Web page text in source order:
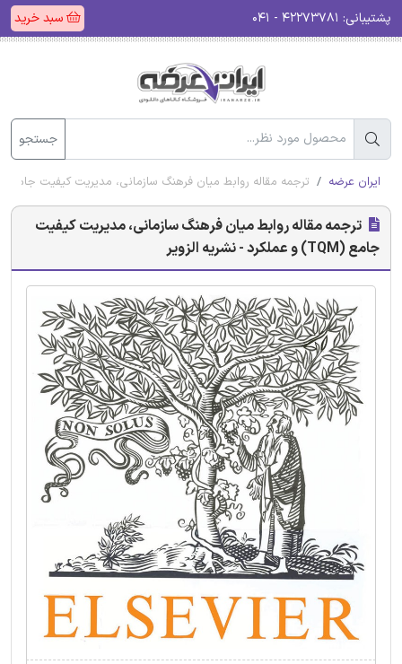
پشتیبانی: سبد خرید
جستجو
ایران عرضه ترجمه مقاله روابط میان فرهنگ سازمانی، مدیریت کیفیت جامع (TQM) و عملکرد - نشریه الزویر
ترجمه مقاله روابط میان فرهنگ سازمانی، مدیریت کیفیت
جامع (TQM) و عملکرد - نشریه الزویر